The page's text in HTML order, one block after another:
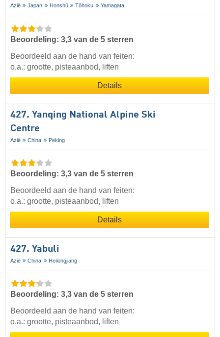
Azië Japan Honshū Tōhoku Yamagata
Beoordeling: 3,3 van de 5 sterren
Beoordeeld aan de hand van feiten:
o.a.: grootte, pisteaanbod, liften
Details
427. Yanqing National Alpine Ski
Centre
Azië China Peking
Beoordeling: 3,3 van de 5 sterren
Beoordeeld aan de hand van feiten:
o.a.: grootte, pisteaanbod, liften
Details
427. Yabuli
Azië China Heilongjiang
Beoordeling: 3,3 van de 5 sterren
Beoordeeld aan de hand van feiten:
o.a.: grootte, pisteaanbod, liften